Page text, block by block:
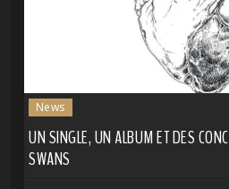
News
UN SINGLE, UN ALBUM ET DES
SWANS